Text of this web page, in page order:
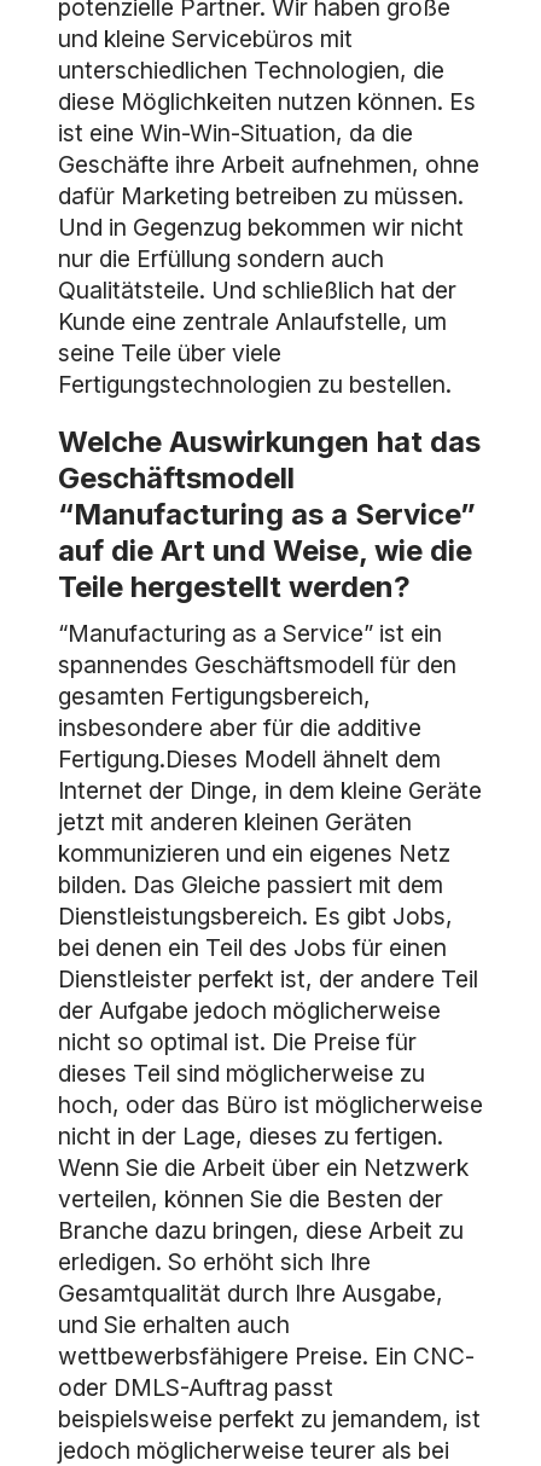
potenzielle Partner. Wir haben große
und kleine Servicebüros mit
unterschiedlichen Technologien, die
diese Möglichkeiten nutzen können. Es
ist eine Win-Win-Situation, da die
Geschäfte ihre Arbeit aufnehmen, ohne
dafür Marketing betreiben zu müssen.
Und in Gegenzug bekommen wir nicht
nur die Erfüllung sondern auch
Qualitätsteile. Und schließlich hat der
Kunde eine zentrale Anlaufstelle, um
seine Teile über viele
Fertigungstechnologien zu bestellen.
Welche Auswirkungen hat das
Geschäftsmodell
“Manufacturing as a Service”
auf die Art und Weise, wie die
Teile hergestellt werden?
“Manufacturing as a Service” ist ein
spannendes Geschäftsmodell für den
gesamten Fertigungsbereich,
insbesondere aber für die additive
Fertigung.Dieses Modell ähnelt dem
Internet der Dinge, in dem kleine Geräte
jetzt mit anderen kleinen Geräten
kommunizieren und ein eigenes Netz
bilden. Das Gleiche passiert mit dem
Dienstleistungsbereich. Es gibt Jobs,
bei denen ein Teil des Jobs für einen
Dienstleister perfekt ist, der andere Teil
der Aufgabe jedoch möglicherweise
nicht so optimal ist. Die Preise für
dieses Teil sind möglicherweise zu
hoch, oder das Büro ist möglicherweise
nicht in der Lage, dieses zu fertigen.
Wenn Sie die Arbeit über ein Netzwerk
verteilen, können Sie die Besten der
Branche dazu bringen, diese Arbeit zu
erledigen. So erhöht sich Ihre
Gesamtqualität durch Ihre Ausgabe,
und Sie erhalten auch
wettbewerbsfähigere Preise. Ein CNC-
oder DMLS-Auftrag passt
beispielsweise perfekt zu jemandem, ist
jedoch möglicherweise teurer als bei